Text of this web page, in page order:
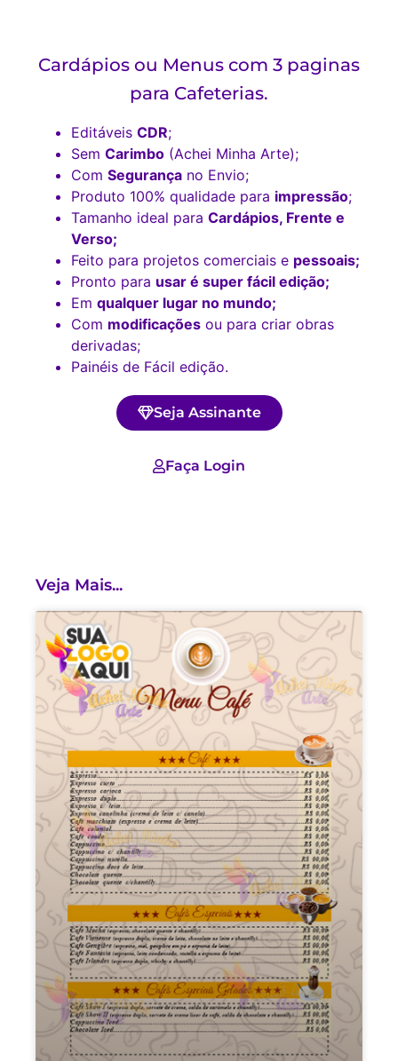
Cardápios ou Menus com 3 paginas
para Cafeterias.
Editáveis CDR;
Sem Carimbo (Achei Minha Arte);
Com Segurança no Envio;
Produto 100% qualidade para impressão;
Tamanho ideal para Cardápios, Frente e
Verso;
Feito para projetos comerciais e pessoais;
Pronto para usar é super fácil edição;
Em qualquer lugar no mundo;
Com modificações ou para criar obras
derivadas;
Painéis de Fácil edição.
Seja Assinante
Faça Login
Veja Mais...